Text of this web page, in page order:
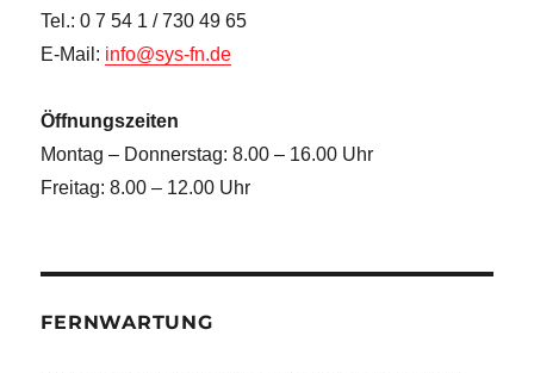
Tel.: 0 7 54 1 / 730 49 65
E-Mail: info@sys-fn.de
Öffnungszeiten
Montag – Donnerstag: 8.00 – 16.00 Uhr
Freitag: 8.00 – 12.00 Uhr
FERNWARTUNG